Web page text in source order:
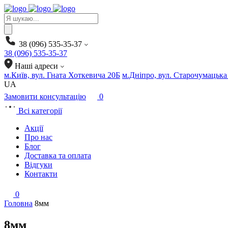
Products
search
38 (096) 535-35-37
38 (096) 535-35-37
Наші адреси
м.Київ, вул. Гната Хоткевича 20Б м.Дніпро, вул.
UA
Замовити консультацію
0
Всі категорії
Акції
Про нас
Блог
Доставка та оплата
Відгуки
Контакти
0
Головна 8мм
8мм